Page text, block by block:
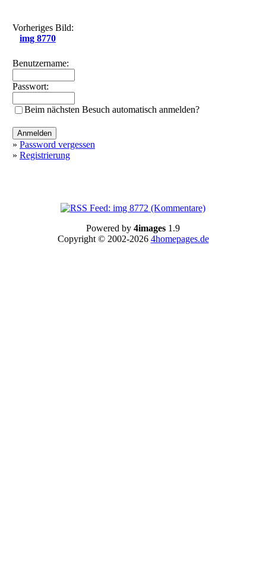
Vorheriges Bild:
img 8770
Benutzername:
Passwort:
Beim nächsten Besuch automatisch anmelden?
» Password vergessen
» Registrierung
Powered by 4images 1.9
Copyright © 2002-2026 4homepages.de